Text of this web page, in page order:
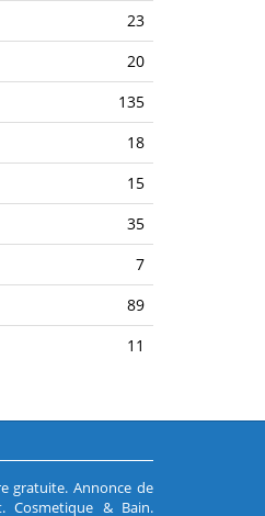
23
20
135
18
15
35
7
89
11
gratuite.Annonce de
. Cosmetique & Bain.